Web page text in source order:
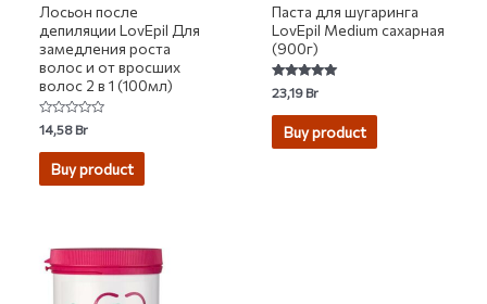
Лосьон после
депиляции LovEpil Для
замедления роста
волос и от вросших
волос 2 в 1 (100мл)
Rated
0
out
14,58Br
Buy product
Паста для шугаринга
LovEpil Medium сахарная
(900г)
Rated
5.00
out of 5
23,19Br
Buy product